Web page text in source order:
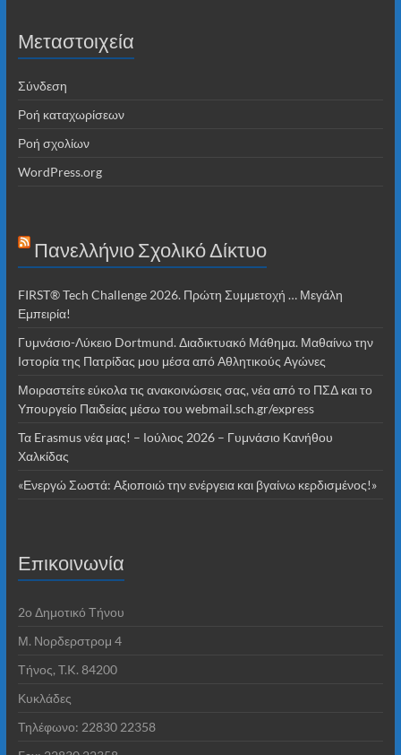
Μεταστοιχεία
Σύνδεση
Ροή καταχωρίσεων
Ροή σχολίων
WordPress.org
Πανελλήνιο Σχολικό Δίκτυο
FIRST® Tech Challenge 2026. Πρώτη Συμμετοχή … Μεγάλη
Εμπειρία!
Γυμνάσιο-Λύκειο Dortmund. Διαδικτυακό Μάθημα. Μαθαίνω την
Ιστορία της Πατρίδας μου μέσα από Αθλητικούς Αγώνες
Μοιραστείτε εύκολα τις ανακοινώσεις σας, νέα από το ΠΣΔ και το
Υπουργείο Παιδείας μέσω του webmail.sch.gr/express
Τα Erasmus νέα μας! – Ιούλιος 2026 – Γυμνάσιο Κανήθου
Χαλκίδας
«Ενεργώ Σωστά: Αξιοποιώ την ενέργεια και βγαίνω κερδισμένος!»
Επικοινωνία
2o Δημοτικό Τήνου
Μ. Νορδερστρομ 4
Τήνος, T.K. 84200
Κυκλάδες
Τηλέφωνο: 22830 22358